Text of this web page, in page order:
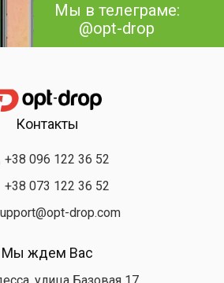
Мы в телеграме:
@opt-drop
Контакты
+38 096 122 36 52
+38 073 122 36 52
drop.com
Мы ждем Вас